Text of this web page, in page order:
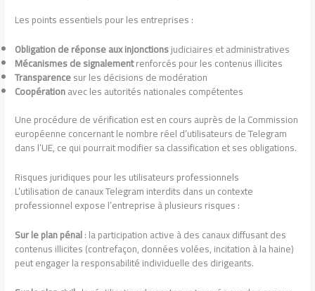
Les points essentiels pour les entreprises :
Obligation de réponse aux injonctionsjudiciaires et administratives
Mécanismes de signalementrenforcés pour les contenus illicites
Transparencesur les décisions de modération
Coopérationavec les autorités nationales compétentes
Une procédure de vérification est en cours auprès de la Commission
européenne concernant le nombre réel d’utilisateurs de Telegram
dans l’UE, ce qui pourrait modifier sa classification et ses obligations.
Risques juridiques pour les utilisateurs professionnels
L’utilisation de canaux Telegram interdits dans un contexte
professionnel expose l’entreprise à plusieurs risques :
Sur le plan pénal: la participation active à des canaux diffusant des
contenus illicites (contrefaçon, données volées, incitation à la haine)
peut engager la responsabilité individuelle des dirigeants.